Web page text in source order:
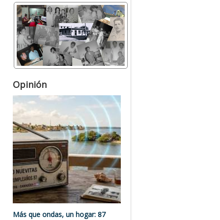
Opinión
Más que ondas, un hogar: 87